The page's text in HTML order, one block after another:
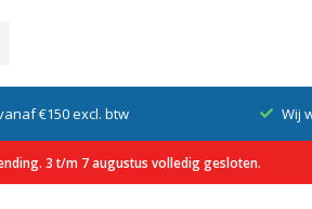
€150 excl. btw Wij
3 t/m 7 augustus volledig gesloten.